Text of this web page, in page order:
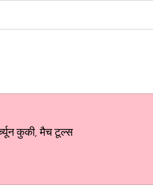
कुकी, मैच टूल्स